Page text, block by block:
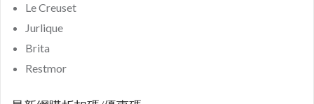
Le Creuset
Jurlique
Brita
Restmor